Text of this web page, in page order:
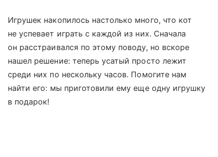
Игрушек накопилось настолько много, что кот
не успевает играть с каждой из них. Сначала
он расстраивался по этому поводу, но вскоре
нашел решение: теперь усатый просто лежит
среди них по нескольку часов. Помогите нам
найти его: мы приготовили ему еще одну игрушку
в подарок!